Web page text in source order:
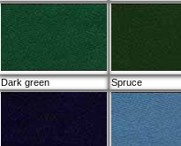
Dark green Spruce